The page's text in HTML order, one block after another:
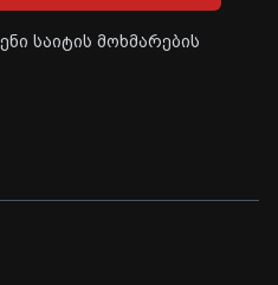
საიტის მოხმარების